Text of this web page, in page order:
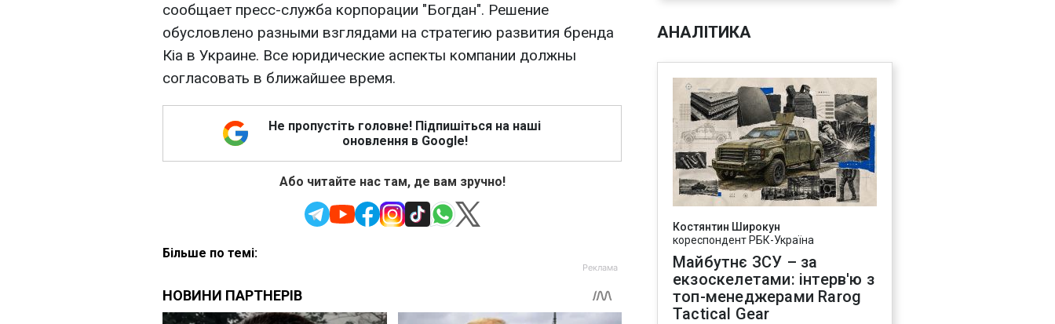
сообщает пресс-служба корпорации "Богдан". Решение
обусловлено разными взглядами на стратегию развития бренда
Кia в Украине. Все юридические аспекты компании должны
согласовать в ближайшее время.
Не пропустіть головне! Підпишіться на наші
оновлення в Google!
Або читайте нас там, де вам зручно!
Більше по темі:
АНАЛІТИКА
Костянтин Широкун
кореспондент РБК-Україна
Майбутнє ЗСУ – за
екзоскелетами: інтерв'ю з
топ-менеджерами Rarog
Tactical Gear